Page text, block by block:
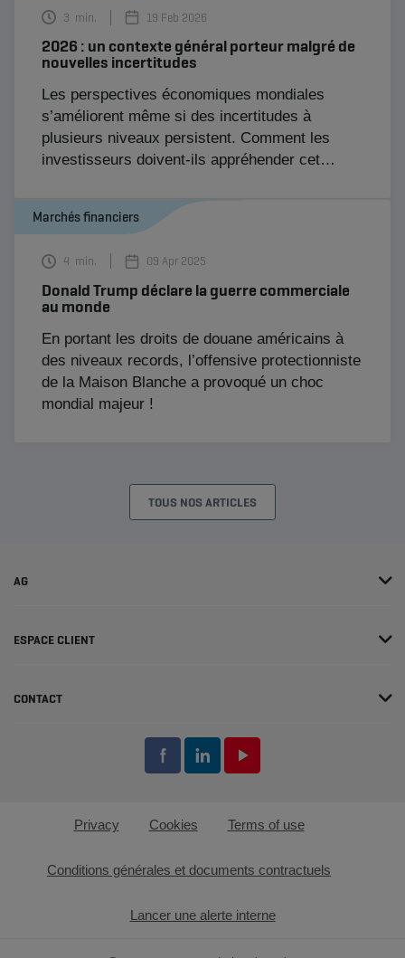
3 min. 19 Feb 2026
2026 : un contexte général porteur malgré de
nouvelles incertitudes
Les perspectives économiques mondiales
s’améliorent même si des incertitudes à
plusieurs niveaux persistent. Comment les
investisseurs doivent-ils appréhender cet
Marchés financiers
4 min. 09 Apr 2025
Donald Trump déclare la guerre commerciale
au monde
En portant les droits de douane américains à
des niveaux records, l’offensive protectionniste
de la Maison Blanche a provoqué un choc
mondial majeur !
TOUS NOS ARTICLES
AG
ESPACE CLIENT
CONTACT
Privacy Cookies Terms of use
Conditions générales et documents contractuels
Lancer une alerte interne